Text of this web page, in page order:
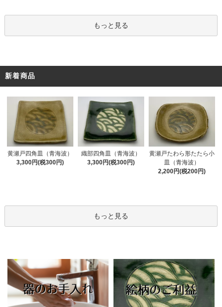
もっと見る
新着商品
黄瀬戸四角皿（青海波）
3,300円(税300円)
織部四角皿（青海波）
3,300円(税300円)
黄瀬戸たわら形たたら小
皿（青海波）
2,200円(税200円)
もっと見る